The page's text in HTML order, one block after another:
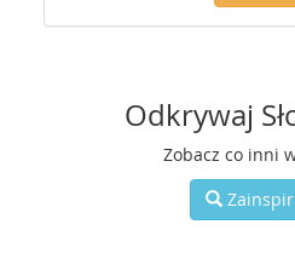
Odkrywaj
Zobacz co inni